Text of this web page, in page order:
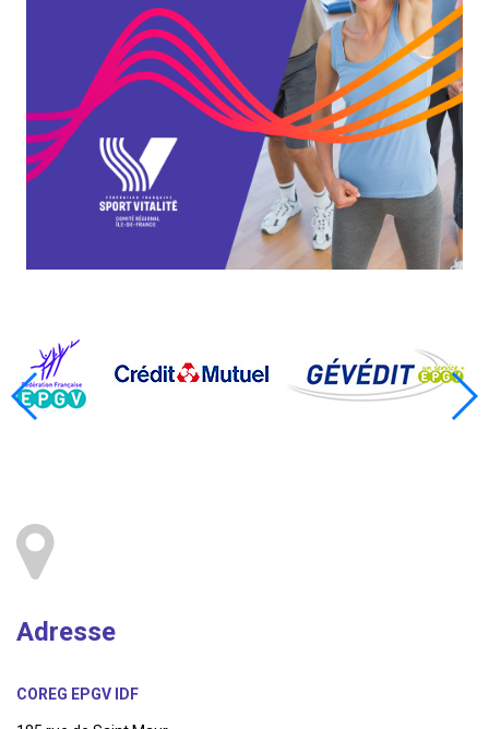
Adresse
COREG EPGV IDF